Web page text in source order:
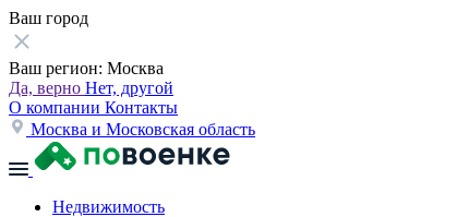
Ваш город
Ваш регион: Москва
Да, верно Нет, другой
О компании Контакты
Москва и Московская область
Недвижимость